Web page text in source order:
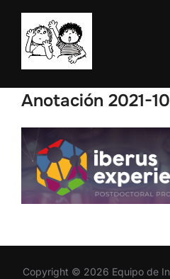
Saltar
contenido
Anotación 2021-
Copyright © 2026 Equipo de